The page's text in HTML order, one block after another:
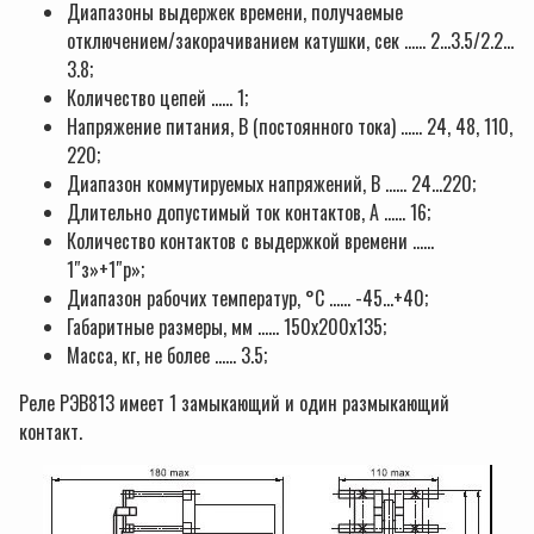
Диапазоны выдержек времени, получаемые
отключением/закорачиванием катушки, сек …… 2…3.5/2.2…
3.8;
Количество цепей …… 1;
Напряжение питания, В (постоянного тока) …… 24, 48, 110,
220;
Диапазон коммутируемых напряжений, В …… 24…220;
Длительно допустимый ток контактов, А …… 16;
Количество контактов с выдержкой времени ……
1″з»+1″р»;
Диапазон рабочих температур, °С …… -45…+40;
Габаритные размеры, мм …… 150х200х135;
Масса, кг, не более …… 3.5;
Реле РЭВ813 имеет 1 замыкающий и один размыкающий
контакт.